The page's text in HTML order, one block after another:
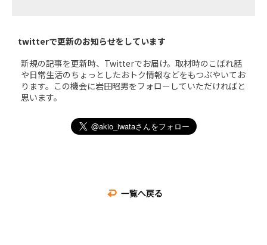
twitterで更新のお知らせをしています
新規の記事を更新時、Twitterでお届け。取材時のこぼれ話
や日常生活のちょっとしたおトク情報などをもつぶやいてお
ります。この機会に岩田昭男をフォローしていただければと
思います。